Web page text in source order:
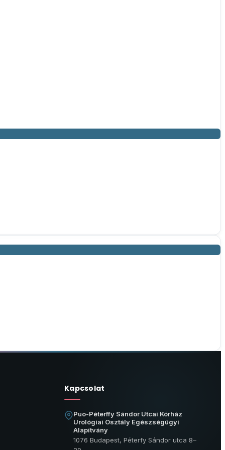
Kapcsolat
Puo-Péterffy Sándor Utcai Kórház
Urológiai Osztály Egészségügyi
Alapítvány
1076 Budapest, Péterfy Sándor utca 8–